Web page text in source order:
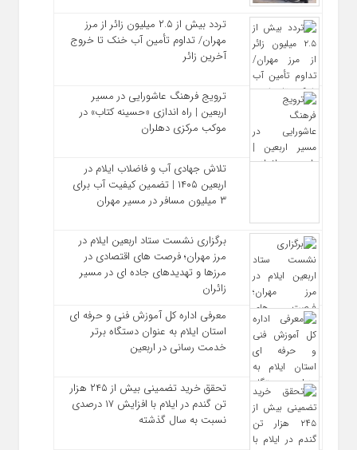
تردد بیش از ۲.۵ میلیون زائر از مرز
مهران/ تداوم تأمین آب خنک تا خروج
آخرین زائر
ترویج فرهنگ عاشورایی در مسیر
اربعین | راه‌ اندازی «حسینه کتاب» در
موکب مرکزی دهلران
تلاش جهادی آب و فاضلاب ایلام در
اربعین ۱۴۰۵ | تضمین کیفیت آب برای
۳ میلیون مسافر در مسیر مهران
برگزاری نشست ستاد اربعین ایلام در
مرز مهران؛ فرصت‌ های اقتصادی در
مرزها و تهدیدهای جاده‌ ای در مسیر
زائران
معرفی اداره کل آموزش فنی و حرفه‌ ای
استان ایلام به‌ عنوان دستگاه برتر
خدمت‌ رسانی در اربعین
تحقق خرید تضمینی بیش از ۲۴۵ هزار
تن گندم در ایلام با افزایش ۱۷ درصدی
نسبت به سال گذشته